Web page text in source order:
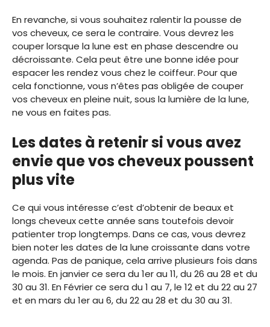
En revanche, si vous souhaitez ralentir la pousse de
vos cheveux, ce sera le contraire. Vous devrez les
couper lorsque la lune est en phase descendre ou
décroissante. Cela peut être une bonne idée pour
espacer les rendez vous chez le coiffeur. Pour que
cela fonctionne, vous n’êtes pas obligée de couper
vos cheveux en pleine nuit, sous la lumière de la lune,
ne vous en faites pas.
Les dates à retenir si vous avez
envie que vos cheveux poussent
plus vite
Ce qui vous intéresse c’est d’obtenir de beaux et
longs cheveux cette année sans toutefois devoir
patienter trop longtemps. Dans ce cas, vous devrez
bien noter les dates de la lune croissante dans votre
agenda. Pas de panique, cela arrive plusieurs fois dans
le mois. En janvier ce sera du 1er au 11, du 26 au 28 et du
30 au 31. En Février ce sera du 1 au 7, le 12 et du 22 au 27
et en mars du 1er au 6, du 22 au 28 et du 30 au 31.